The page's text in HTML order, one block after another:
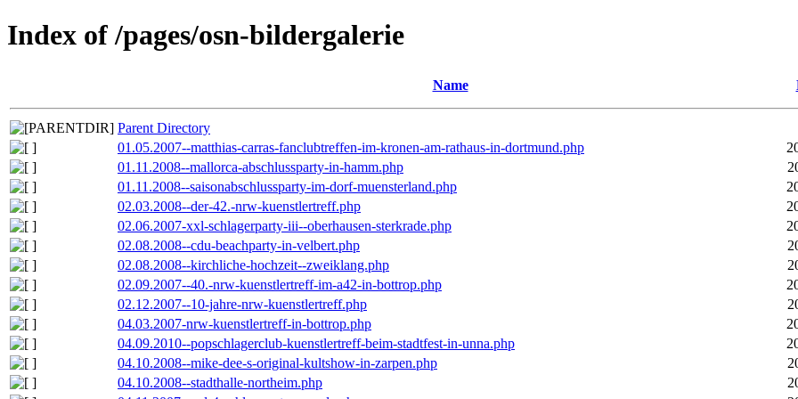
Index of /pages/osn-bildergalerie
Name
Parent Directory
01.05.2007--matthias-carras-fanclubtreffen-im-kronen-am-rathaus-in-dortmund.php
01.11.2008--mallorca-abschlussparty-in-hamm.php
01.11.2008--saisonabschlussparty-im-dorf-muensterland.php
02.03.2008--der-42.-nrw-kuenstlertreff.php
02.06.2007-xxl-schlagerparty-iii--oberhausen-sterkrade.php
02.08.2008--cdu-beachparty-in-velbert.php
02.08.2008--kirchliche-hochzeit--zweiklang.php
02.09.2007--40.-nrw-kuenstlertreff-im-a42-in-bottrop.php
02.12.2007--10-jahre-nrw-kuenstlertreff.php
04.03.2007-nrw-kuenstlertreff-in-bottrop.php
04.09.2010--popschlagerclub-kuenstlertreff-beim-stadtfest-in-unna.php
04.10.2008--mike-dee-s-original-kultshow-in-zarpen.php
04.10.2008--stadthalle-northeim.php